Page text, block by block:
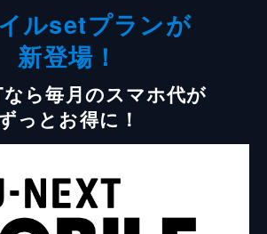
ルsetプランが
新登場！
ら毎月のスマホ代が
っとお得に！